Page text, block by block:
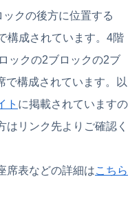
クの後方に位置する
構成されています。4階
ックの2ブロックの2ブ
で構成されています。以
ト に掲載されていますの
はリンク先よりご確認く
席表などの詳細はこちら